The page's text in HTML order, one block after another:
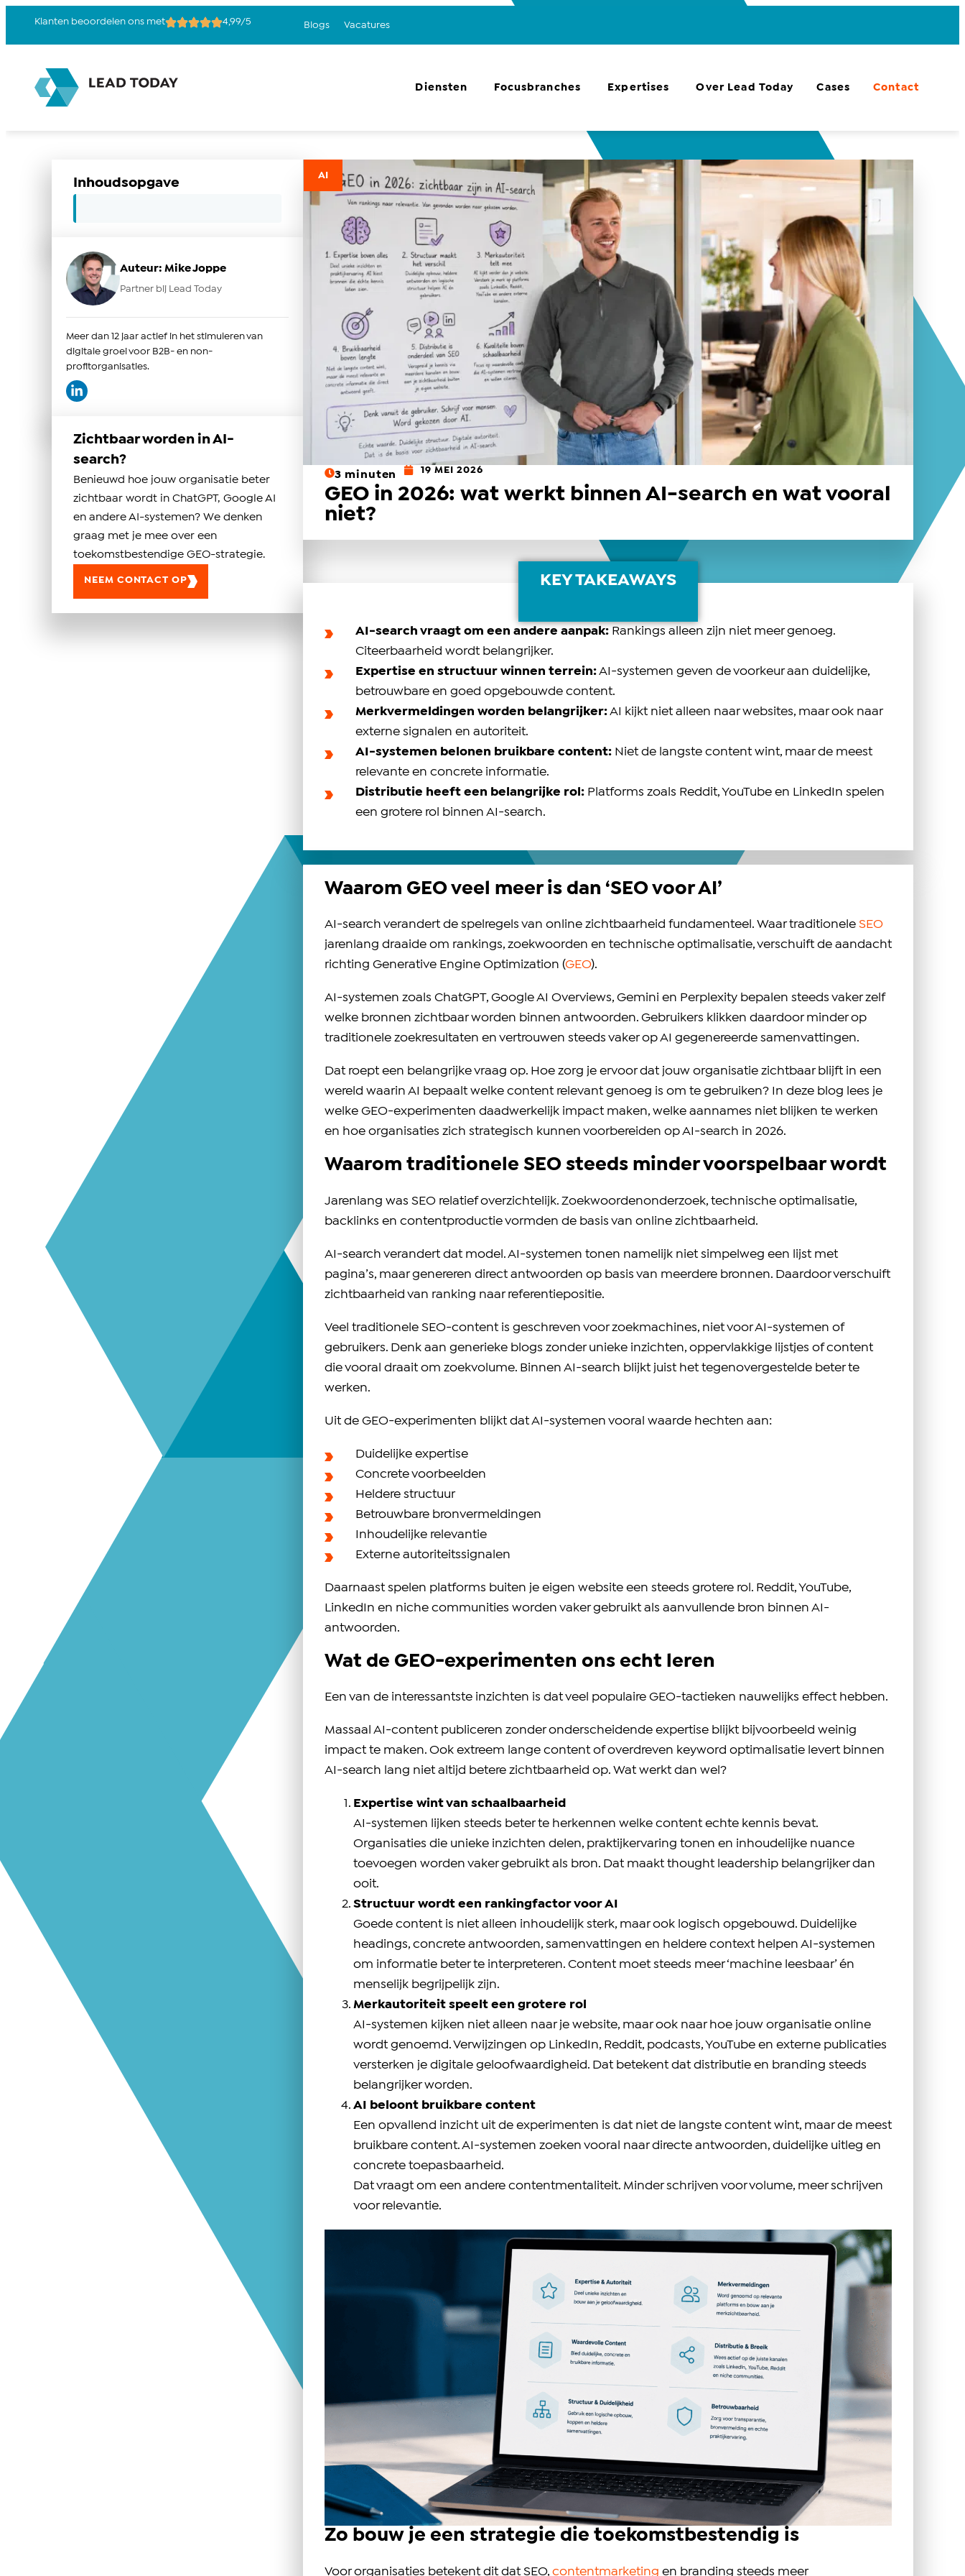
Klanten beoordelen ons met 4,99/5 Blogs Vacatures
Diensten Focusbranches Expertises Over Lead Today Cases Contact
Inhoudsopgave
Auteur: Mike Joppe
Partner bij Lead Today
Meer dan 12 jaar actief in het stimuleren van
digitale groei voor B2B- en non-
profitorganisaties.
Zichtbaar worden in AI-
search?
Benieuwd hoe jouw organisatie beter
zichtbaar wordt in ChatGPT, Google AI
en andere AI-systemen? We denken
graag met je mee over een
toekomstbestendige GEO-strategie.
NEEM CONTACT OP
AI
3 minuten 19 MEI 2026
GEO in 2026: wat werkt binnen AI-search en wat vooral
niet?
KEY TAKEAWAYS
AI-search vraagt om een andere aanpak: Rankings alleen zijn niet meer genoeg.
Citeerbaarheid wordt belangrijker.
Expertise en structuur winnen terrein: AI-systemen geven de voorkeur aan duidelijke,
betrouwbare en goed opgebouwde content.
Merkvermeldingen worden belangrijker: AI kijkt niet alleen naar websites, maar ook naar
externe signalen en autoriteit.
AI-systemen belonen bruikbare content: Niet de langste content wint, maar de meest
relevante en concrete informatie.
Distributie heeft een belangrijke rol: Platforms zoals Reddit, YouTube en LinkedIn spelen
een grotere rol binnen AI-search.
Waarom GEO veel meer is dan ‘SEO voor AI’
AI-search verandert de spelregels van online zichtbaarheid fundamenteel. Waar traditionele SEO
jarenlang draaide om rankings, zoekwoorden en technische optimalisatie, verschuift de aandacht
richting Generative Engine Optimization (GEO).
AI-systemen zoals ChatGPT, Google AI Overviews, Gemini en Perplexity bepalen steeds vaker zelf
welke bronnen zichtbaar worden binnen antwoorden. Gebruikers klikken daardoor minder op
traditionele zoekresultaten en vertrouwen steeds vaker op AI gegenereerde samenvattingen.
Dat roept een belangrijke vraag op. Hoe zorg je ervoor dat jouw organisatie zichtbaar blijft in een
wereld waarin AI bepaalt welke content relevant genoeg is om te gebruiken? In deze blog lees je
welke GEO-experimenten daadwerkelijk impact maken, welke aannames niet blijken te werken
en hoe organisaties zich strategisch kunnen voorbereiden op AI-search in 2026.
Waarom traditionele SEO steeds minder voorspelbaar wordt
Jarenlang was SEO relatief overzichtelijk. Zoekwoordenonderzoek, technische optimalisatie,
backlinks en contentproductie vormden de basis van online zichtbaarheid.
AI-search verandert dat model. AI-systemen tonen namelijk niet simpelweg een lijst met
pagina’s, maar genereren direct antwoorden op basis van meerdere bronnen. Daardoor verschuift
zichtbaarheid van ranking naar referentiepositie.
Veel traditionele SEO-content is geschreven voor zoekmachines, niet voor AI-systemen of
gebruikers. Denk aan generieke blogs zonder unieke inzichten, oppervlakkige lijstjes of content
die vooral draait om zoekvolume. Binnen AI-search blijkt juist het tegenovergestelde beter te
werken.
Uit de GEO-experimenten blijkt dat AI-systemen vooral waarde hechten aan:
Duidelijke expertise
Concrete voorbeelden
Heldere structuur
Betrouwbare bronvermeldingen
Inhoudelijke relevantie
Externe autoriteitssignalen
Daarnaast spelen platforms buiten je eigen website een steeds grotere rol. Reddit, YouTube,
LinkedIn en niche communities worden vaker gebruikt als aanvullende bron binnen AI-
antwoorden.
Wat de GEO-experimenten ons echt leren
Een van de interessantste inzichten is dat veel populaire GEO-tactieken nauwelijks effect hebben.
Massaal AI-content publiceren zonder onderscheidende expertise blijkt bijvoorbeeld weinig
impact te maken. Ook extreem lange content of overdreven keyword optimalisatie levert binnen
AI-search lang niet altijd betere zichtbaarheid op. Wat werkt dan wel?
Expertise wint van schaalbaarheid
AI-systemen lijken steeds beter te herkennen welke content echte kennis bevat.
Organisaties die unieke inzichten delen, praktijkervaring tonen en inhoudelijke nuance
toevoegen worden vaker gebruikt als bron. Dat maakt thought leadership belangrijker dan
ooit.
Structuur wordt een rankingfactor voor AI
Goede content is niet alleen inhoudelijk sterk, maar ook logisch opgebouwd. Duidelijke
headings, concrete antwoorden, samenvattingen en heldere context helpen AI-systemen
om informatie beter te interpreteren. Content moet steeds meer ‘machine leesbaar’ én
menselijk begrijpelijk zijn.
Merkautoriteit speelt een grotere rol
AI-systemen kijken niet alleen naar je website, maar ook naar hoe jouw organisatie online
wordt genoemd. Verwijzingen op LinkedIn, Reddit, podcasts, YouTube en externe publicaties
versterken je digitale geloofwaardigheid. Dat betekent dat distributie en branding steeds
belangrijker worden.
AI beloont bruikbare content
Een opvallend inzicht uit de experimenten is dat niet de langste content wint, maar de meest
bruikbare content. AI-systemen zoeken vooral naar directe antwoorden, duidelijke uitleg en
concrete toepasbaarheid.
Dat vraagt om een andere contentmentaliteit. Minder schrijven voor volume, meer schrijven
voor relevantie.
Zo bouw je een strategie die toekomstbestendig is
Voor organisaties betekent dit dat SEO, contentmarketing en branding steeds meer